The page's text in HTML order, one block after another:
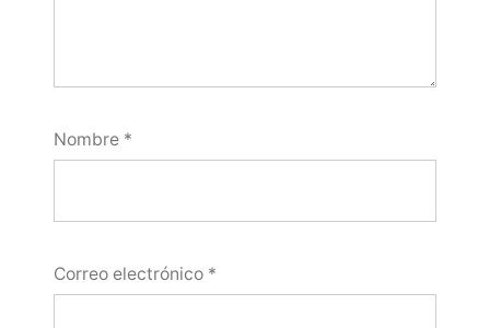
Nombre *
Correo electrónico *